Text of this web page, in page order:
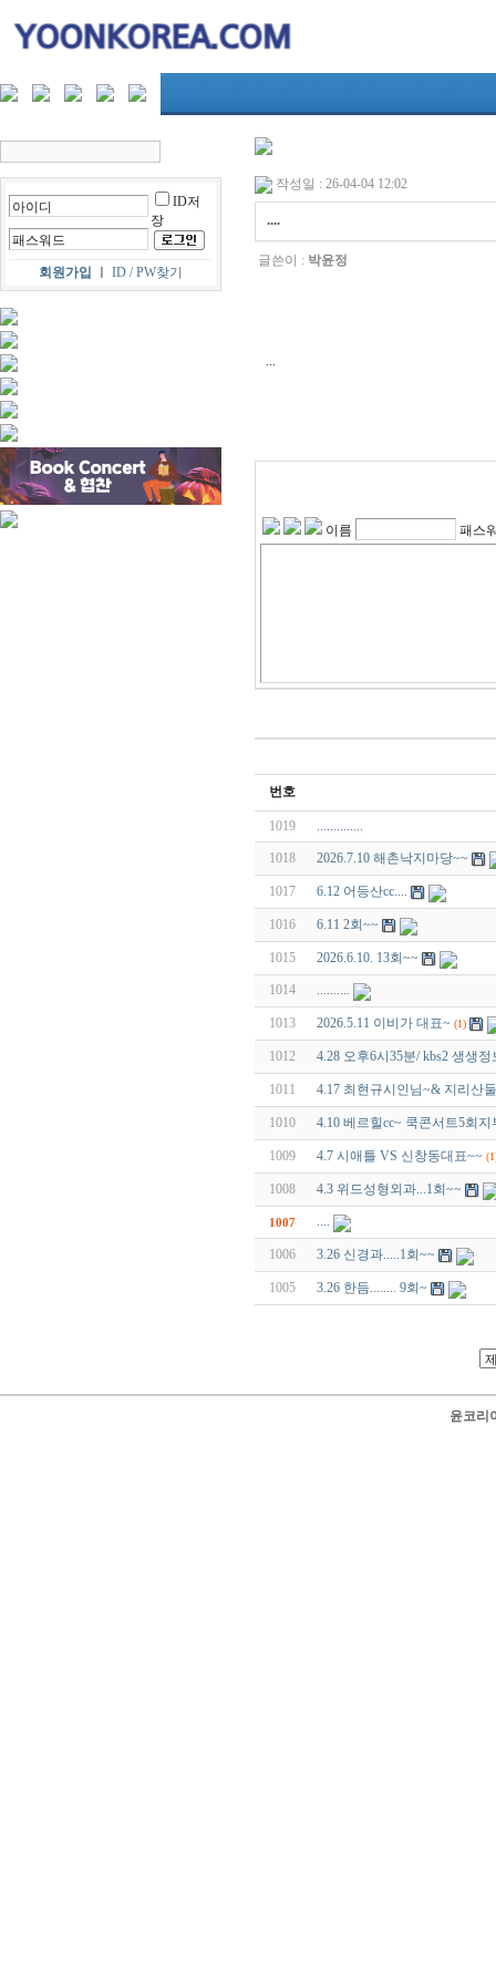
ID저
장
회원가입 ID / PW찾기
작성일 : 26-04-04 12:02
....
글쓴이 : 박윤정
...
이름 패스
번호
1019 ..............
1018 2026.7.10 해촌낙지마당~~
1017 6.12 어등산cc....
1016 6.11 2회~~
1015 2026.6.10. 13회~~
1014 ..........
1013 2026.5.11 이비가 대표~ (1)
1012 4.28 오후6시35분/ kbs2 생생
1011 4.17 최현규시인님~& 지리산
1010 4.10 베르힐cc~ 쿡콘서트5회지
1009 4.7 시애틀 VS 신창동대표~~
1008 4.3 위드성형외과...1회~~
1007 ....
1006 3.26 신경과.....1회~~
1005 3.26 한듬........ 9회~
윤코리